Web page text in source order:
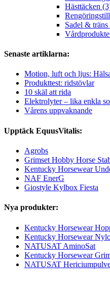
Hästtäcken
Sadel & träns
Senaste artiklarna:
Motion, luft och ljus:
Produkttest: ridstövlar
10 skäl att rida
Elektrolyter – lika enkla
Vårens uppvaknande
Upptäck EquusVitalis:
Agrobs
Grimset Hobby Horse
Kentucky Horsewear
NAF EnerG
Giostyle Kylbox Fiesta
Nya produkter:
Kentucky Horsewear
Kentucky Horsewear
NATUSAT AminoSat
Kentucky Horsewear
NATUSAT